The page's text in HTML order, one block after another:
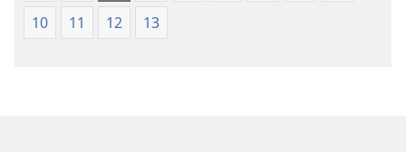
10
11 12 13